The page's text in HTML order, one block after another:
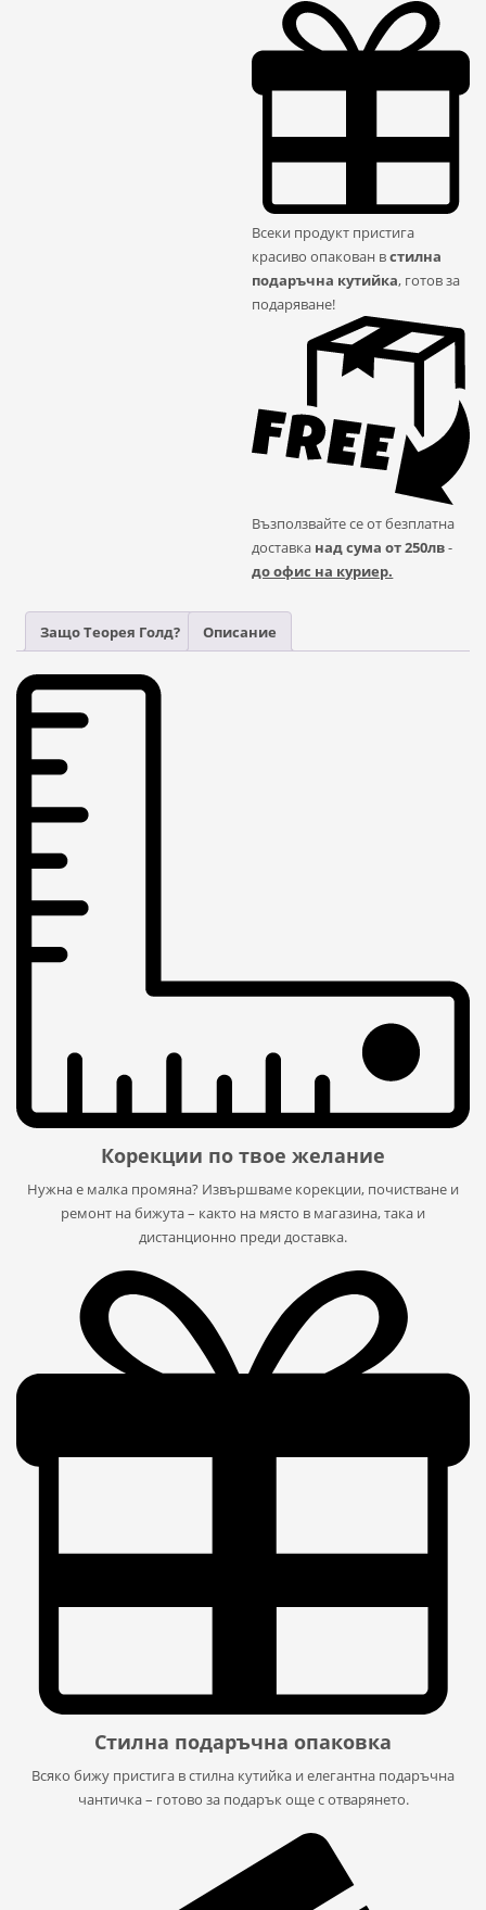
Всеки продукт пристига
красиво опакован встилна
подаръчна кутийка, готов за
подаряване!
Възползвайте се от безплатна
доставка над сума от 250лв-
до офис на куриер.
Защо Теорея Голд? Описание
Корекции по твое желание
Нужна е малка промяна? Извършваме корекции, почистване и
ремонт на бижута – както на място в магазина, така и
дистанционно преди доставка.
Стилна подаръчна опаковка
Всяко бижу пристига в стилна кутийка и елегантна подаръчна
чантичка – готово за подарък още с отварянето.